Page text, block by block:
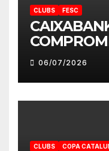
CLUBS FESC
06/07/2026
CLUBS COPA